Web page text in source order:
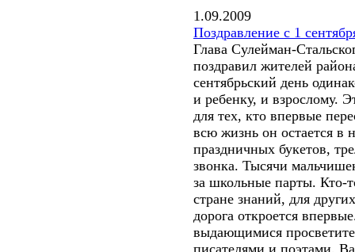
1.09.2009
Поздравление с 1
Глава Сулейман-
поздравил жителей
сентябрьский день
и ребенку, и взрослому.
для тех, кто впервые
всю жизнь он остается в
праздничных букетов,
звонка. Тысячи
за школьные парты. Кто-
стране знаний, для
дорога откроется
выдающимися
писателями и поэтами.